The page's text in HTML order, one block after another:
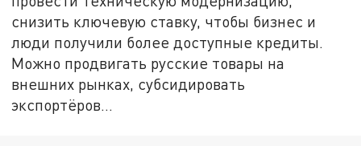
снизить ключевую ставку, чтобы бизнес и
люди получили более доступные кредиты.
Можно продвигать русские товары на
внешних рынках, субсидировать
экспортёров…